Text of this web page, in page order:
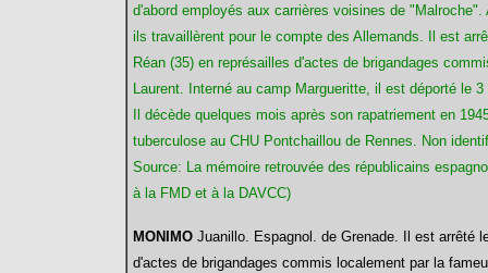
d'abord employés aux carrières voisines de
ils travaillèrent pour le compte des Allemands. Il est
Réan (35) en représailles d'actes de brigandages
Laurent. Interné au camp Margueritte, il est déporté le
Il décède quelques mois après son rapatriement en
tuberculose au CHU Pontchaillou de Rennes. Non
Source: La mémoire retrouvée des républicains
à la FMD et à la DAVCC)
MONIMO Juanillo. Espagnol. de Grenade. Il est arrêté
d'actes de brigandages commis localement par la